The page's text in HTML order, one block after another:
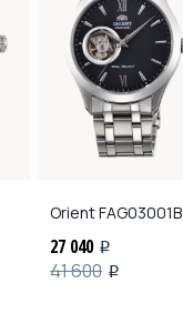
OrientFAG03001B
27 040 i
41 600 i